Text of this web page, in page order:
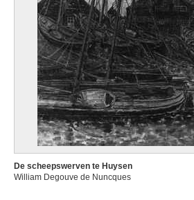
De scheepswerven te Huysen
William Degouve de Nuncques